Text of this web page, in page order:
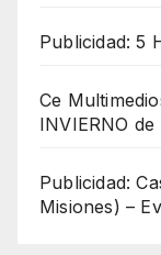
Publicidad: 5
Ce
INVIERNO de
Publicidad:
Misiones) –